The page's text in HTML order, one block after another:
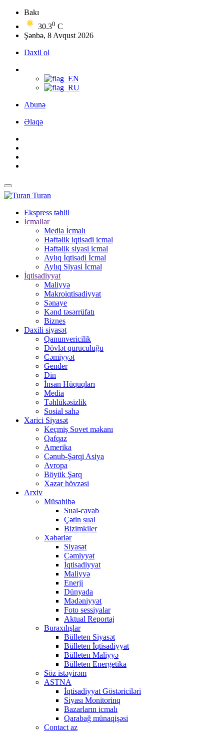
Bakı
30.30 C
Şənbə, 8 Avqust 2026
Daxil ol
Abunə
Əlaqə
Turan
Ekspress təhlil
İcmallar
Media İcmalı
Həftəlik iqtisadi icmal
Həftəlik siyasi icmal
Aylıq İqtisadi İcmal
Aylıq Siyasi İcmal
İqtisadiyyat
Maliyyə
Makroiqtisadiyyat
Sənaye
Kənd təsərrüfatı
Biznes
Daxili siyasət
Qanunvericilik
Dövlət quruculuğu
Cəmiyyət
Gender
Din
İnsan Hüquqları
Media
Təhlükəsizlik
Sosial sahə
Xarici Siyasət
Keçmiş Sovet məkanı
Qafqaz
Amerika
Cənub-Şərqi Asiya
Avropa
Böyük Şərq
Xəzər hövzəsi
Arxiv
Müsahibə
Sual-cavab
Çətin sual
Bizimkiler
Xəbərlər
Siyasət
Cəmiyyət
İqtisadiyyat
Maliyyə
Enerji
Dünyada
Mədəniyyət
Foto sessiyalar
Aktual Reportaj
Buraxılışlar
Bülleten Siyasət
Bülleten İqtisadiyyat
Bülleten Maliyyə
Bülleten Energetika
Söz istəyirəm
ASTNA
İqtisadiyyat Göstəriciləri
Siyası Monitorinq
Bazarların icmalı
Qarabağ münaqişəsi
Contact az